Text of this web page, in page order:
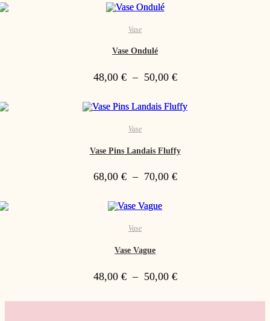
Vase
Vase Ondulé
48,00 € – 50,00 €
Vase
Vase Pins Landais Fluffy
68,00 € – 70,00 €
Vase
Vase Vague
48,00 € – 50,00 €